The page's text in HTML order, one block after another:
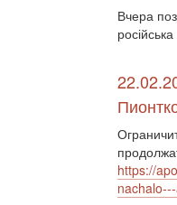
Вчера
https://